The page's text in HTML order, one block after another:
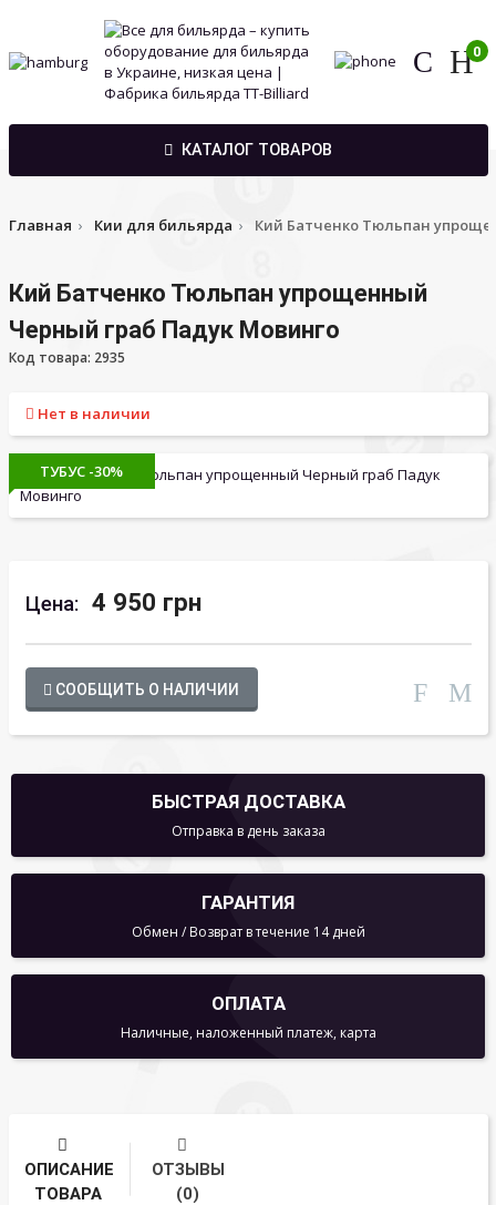
0
КАТАЛОГ ТОВАРОВ
Главная Кии для бильярда Кий Батченко Тюльпан
Кий Батченко Тюльпан упрощенный
Черный граб Падук Мовинго
Код товара: 2935
Нет в наличии
ТУБУС -30%
Цена: 4 950 грн
СООБЩИТЬ О НАЛИЧИИ
БЫСТРАЯ ДОСТАВКА
Отправка в день заказа
ГАРАНТИЯ
Обмен / Возврат в течение 14 дней
ОПЛАТА
Наличные, наложенный платеж, карта
ОПИСАНИЕ
ТОВАРА
ОТЗЫВЫ
(0)